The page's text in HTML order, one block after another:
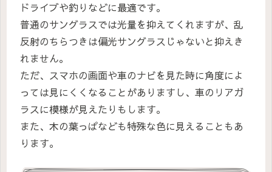
ドライブや釣りなどに最適です。
普通のサングラスでは光量を抑えてくれますが、乱
反射のちらつきは偏光サングラスじゃないと抑えき
れません。
ただ、スマホの画面や車のナビを見た時に角度によ
っては見にくくなることがありますし、車のリアガ
ラスに模様が見えたりもします。
また、木の葉っぱなども特殊な色に見えることもあ
ります。